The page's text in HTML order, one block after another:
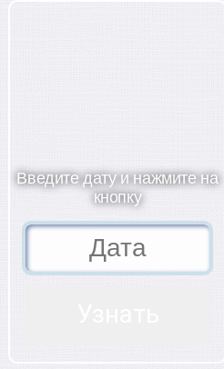
Введите дату и нажмите на
кнопку